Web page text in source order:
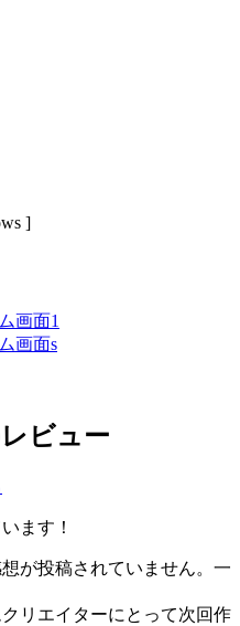
]
ビュー
ます！
が投稿されていません。一
リエイターにとって次回作